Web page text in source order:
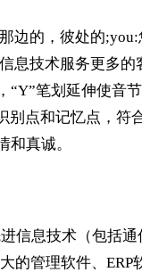
边的，彼处的
息技术服务更多的
笔划延伸使音
别点和记忆点，符
真诚。
信息技术（包括
的管理软件、